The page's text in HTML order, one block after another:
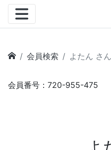
会員検索 よたん さん
会員番号：720-955-475